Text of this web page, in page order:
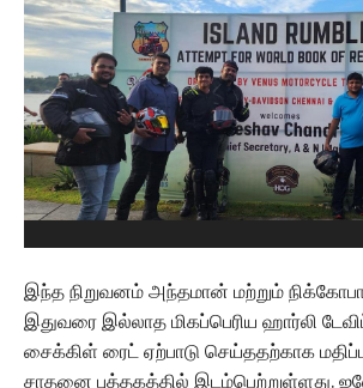
இந்த நிறுவனம் அந்தமான் மற்றும்
இதுவரை இல்லாத மிகப்பெரிய ஹார்லி
சைக்கிள் ரைட் ஏற்பாடு செய்ததற்காக
சாதனை புத்தகத்தில் இடம்பெற்றுள்ளது.